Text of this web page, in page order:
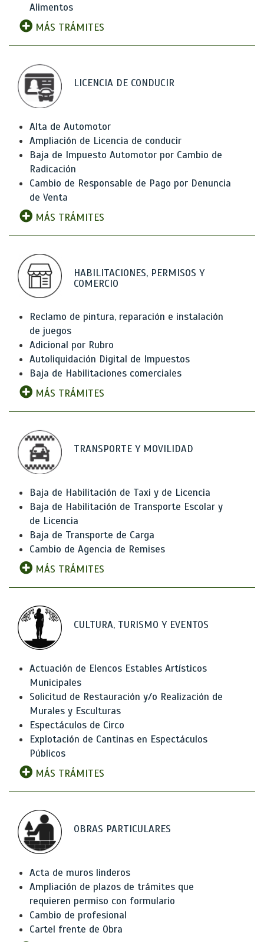
Alimentos
MÁS TRÁMITES
LICENCIA DE CONDUCIR
Alta de Automotor
Ampliación de Licencia de conducir
Baja de Impuesto Automotor por Cambio de
Radicación
Cambio de Responsable de Pago por Denuncia
de Venta
MÁS TRÁMITES
HABILITACIONES, PERMISOS Y
COMERCIO
Reclamo de pintura, reparación e instalación
de juegos
Adicional por Rubro
Autoliquidación Digital de Impuestos
Baja de Habilitaciones comerciales
MÁS TRÁMITES
TRANSPORTE Y MOVILIDAD
Baja de Habilitación de Taxi y de Licencia
Baja de Habilitación de Transporte Escolar y
de Licencia
Baja de Transporte de Carga
Cambio de Agencia de Remises
MÁS TRÁMITES
CULTURA, TURISMO Y EVENTOS
Actuación de Elencos Estables Artísticos
Municipales
Solicitud de Restauración y/o Realización de
Murales y Esculturas
Espectáculos de Circo
Explotación de Cantinas en Espectáculos
Públicos
MÁS TRÁMITES
OBRAS PARTICULARES
Acta de muros linderos
Ampliación de plazos de trámites que
requieren permiso con formulario
Cambio de profesional
Cartel frente de Obra